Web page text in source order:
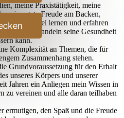
meine Praxistätigkeit, meine
stete Freude am Backen,
ich sehr viel lernen und erfahren
bewußtes Handeln seine Gesundheit
kann.
Komplexität an Themen, die für
Zusammenhang stehen.
Grundvoraussetzung für den Erhalt
unseres Körpers und unserer
Jahren ein Anliegen mein Wissen in
zu vereinen und alle daran teilhaben
ermutigen, den Spaß und die Freude